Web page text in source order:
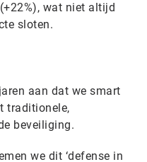
wat niet altijd
sloten.
aan dat we smart
traditionele,
beveiliging.
we dit ‘defense in